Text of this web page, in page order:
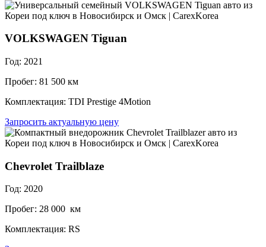
VOLKSWAGEN Tiguan
Год: 2021
Пробег: 81 500 км
Комплектация: TDI Prestige 4Motion
Запросить актуальную цену
Chevrolet Trailblaze
Год: 2020
Пробег: 28 000 км
Комплектация: RS